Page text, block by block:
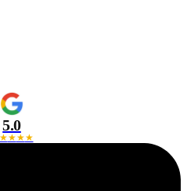
5.0
★★★★